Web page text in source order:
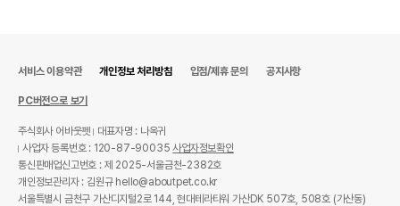
서비스 이용약관 개인정보 처리방침 입점/제휴 문의 공지사항
PC버전으로 보기
주식회사 어바웃펫
대표자명 : 나옥귀
사업자 등록번호 : 120-87-90035사업자정보확인
통신판매업신고번호 : 제 2025-서울금천-2382호
개인정보관리자 : 김원규 hello@aboutpet.co.kr
서울특별시 금천구 가산디지털2로 144, 현대테라타워 가산DK 507호, 508호 (가산동)